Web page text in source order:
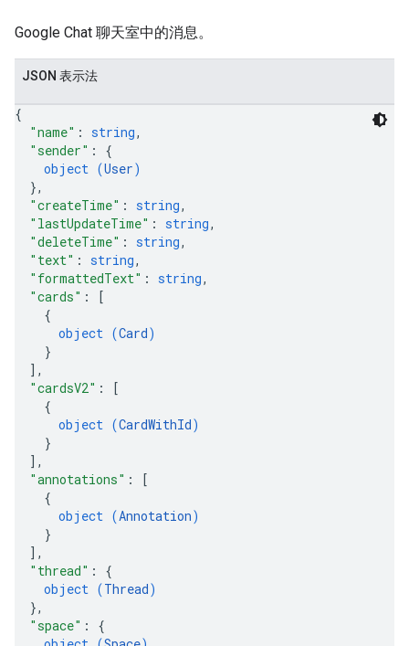
Google Chat 聊天室中的消息。
JSON 表示法
{
"name" : string,
"sender" : {
object (User)
},
"createTime" : string,
"lastUpdateTime" : string,
"deleteTime" : string,
"text" : string,
"formattedText" : string,
"cards" :
[
{
object (Card)
}
] ,
"cardsV2" :
[
{
object (CardWithId)
}
] ,
"annotations" :
[
{
object (Annotation)
}
] ,
"thread" : {
object (Thread)
},
"space" : {